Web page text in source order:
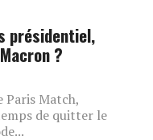
présidentiel,
?
Paris Match,
de quitter le